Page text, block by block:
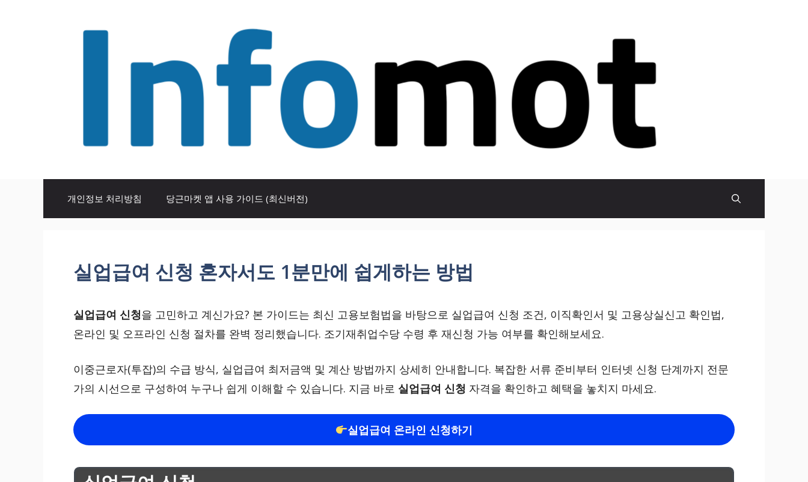
개인정보 처리방침 당근마켓 앱 사용 가이드 (최신버전)
실업급여 신청 혼자서도 1분만에 쉽게하는 방법
실업급여 신청을 고민하고 계신가요? 본 가이드는 최신 고용보험법을 바탕으로 실업급여 신청 조건, 이직확인서 및 고용상실신고 확인법,
온라인 및 오프라인 신청 절차를 완벽 정리했습니다. 조기재취업수당 수령 후 재신청 가능 여부를 확인해보세요.
이중근로자(투잡)의 수급 방식, 실업급여 최저금액 및 계산 방법까지 상세히 안내합니다. 복잡한 서류 준비부터 인터넷 신청 단계까지 전문
가의 시선으로 구성하여 누구나 쉽게 이해할 수 있습니다. 지금 바로 실업급여 신청 자격을 확인하고 혜택을 놓치지 마세요.
실업급여 온라인 신청하기